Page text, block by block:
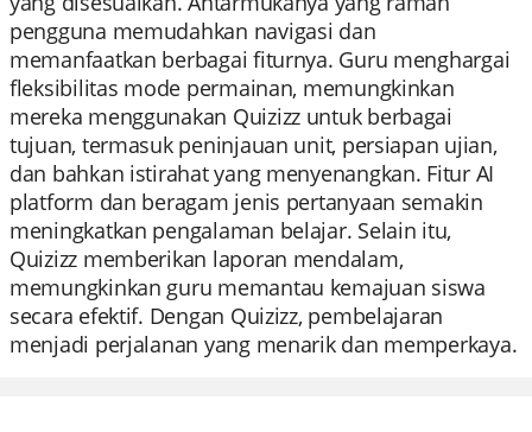
pengguna memudahkan navigasi dan
memanfaatkan berbagai fiturnya. Guru menghargai
fleksibilitas mode permainan, memungkinkan
mereka menggunakan Quizizz untuk berbagai
tujuan, termasuk peninjauan unit, persiapan ujian,
dan bahkan istirahat yang menyenangkan. Fitur AI
platform dan beragam jenis pertanyaan semakin
meningkatkan pengalaman belajar. Selain itu,
Quizizz memberikan laporan mendalam,
memungkinkan guru memantau kemajuan siswa
secara efektif. Dengan Quizizz, pembelajaran
menjadi perjalanan yang menarik dan memperkaya.